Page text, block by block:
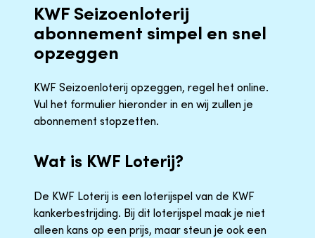
KWF Seizoenloterij
abonnement simpel en snel
opzeggen
KWF Seizoenloterij opzeggen, regel het online.
Vul het formulier hieronder in en wij zullen je
abonnement stopzetten.
Wat is KWF Loterij?
De KWF Loterij is een loterijspel van de KWF
kankerbestrijding. Bij dit loterijspel maak je niet
alleen kans op een prijs, maar steun je ook een